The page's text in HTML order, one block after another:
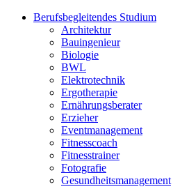
Berufsbegleitendes Studium
Architektur
Bauingenieur
Biologie
BWL
Elektrotechnik
Ergotherapie
Ernährungsberater
Erzieher
Eventmanagement
Fitnesscoach
Fitnesstrainer
Fotografie
Gesundheitsmanagement